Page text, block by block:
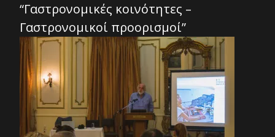
“Γαστρονομικές κοινότητες –
Γαστρονομικοί προορισμοί”